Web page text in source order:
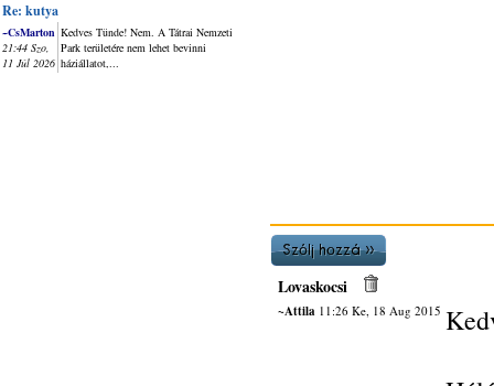
Re: kutya
~CsMarton
21:44 Szo,
11 Júl 2026
Kedves Tünde! Nem. A Tátrai Nemzeti
Park területére nem lehet bevinni
háziállatot,...
Lovaskocsi
~Attila11:26 Ke, 18 Aug 2015